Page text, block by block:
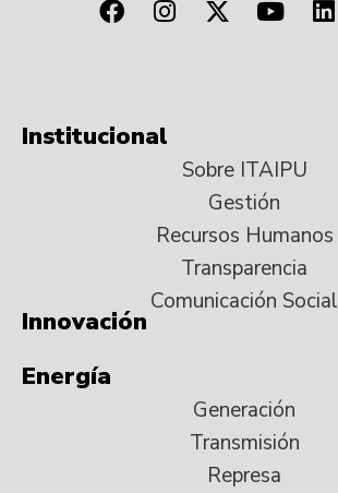
Institucional
Sobre ITAIPU
Gestión
Recursos Humanos
Transparencia
Comunicación Social
Innovación
Energía
Generación
Transmisión
Represa